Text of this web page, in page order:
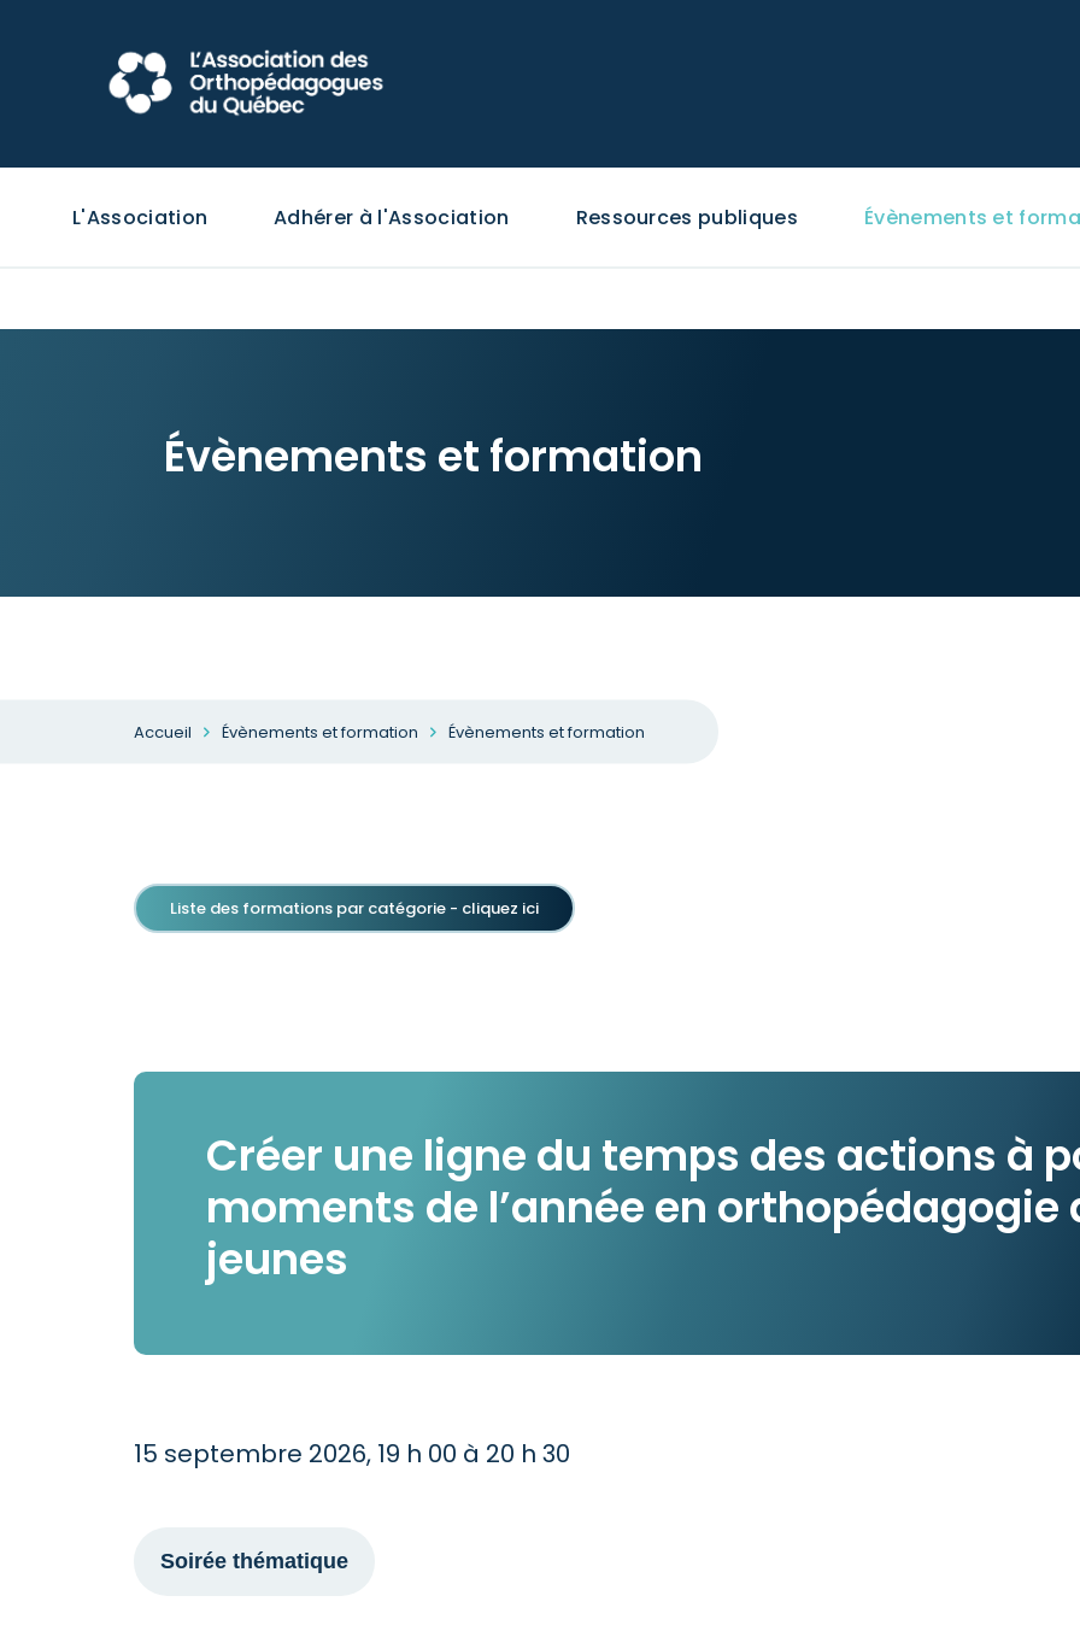
L'Association Adhérer à l'Association Ressources publiques Évènements et
Évènements et formation
Accueil Évènements et formation Évènements et formation
Liste des formations par catégorie - cliquez ici
Créer une ligne du temps des actions à
moments de l’année en orthopédagogie
jeunes
15 septembre 2026, 19 h 00 à 20 h 30
Soirée thématique